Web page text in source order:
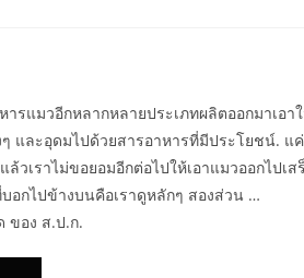
รแมวอีกหลากหลายประเภทผลิตออกมาเอา
และอุดมไปด้วยสารอาหารที่มีประโยชน์. แ
เราไม่ขอยอมอีกต่อไปให้เอาแมวออกไปเส
อกไปข้างบนคือเราดูหลักๆ สองส่วน …
ของ ส.ป.ก.